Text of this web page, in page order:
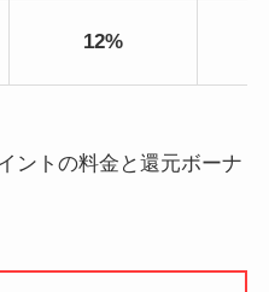
12%
ントの料金と還元ボーナ